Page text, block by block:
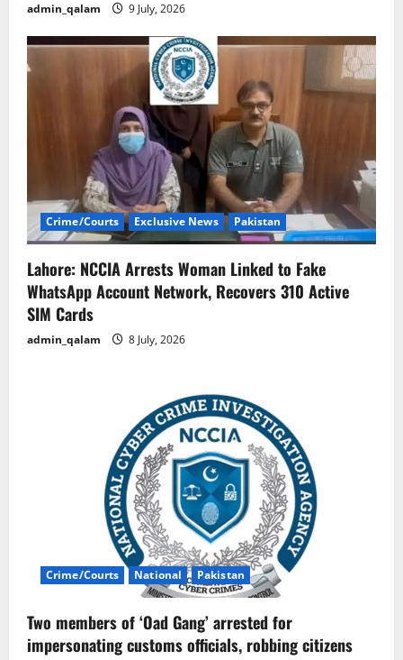
admin_qalam 9 July, 2026
Crime/Courts Exclusive News Pakistan
Lahore: NCCIA Arrests Woman Linked to Fake
WhatsApp Account Network, Recovers 310 Active
SIM Cards
admin_qalam 8 July, 2026
Crime/Courts National Pakistan
Two members of ‘Oad Gang’ arrested for
impersonating customs officials, robbing citizens